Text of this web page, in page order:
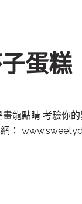
蛋糕
龍點睛 考驗你
：